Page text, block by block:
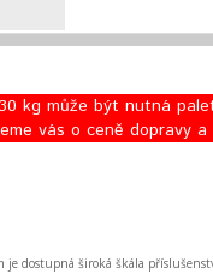
kg může být nutná
vás o ceně dopravy
dostupná široká škála